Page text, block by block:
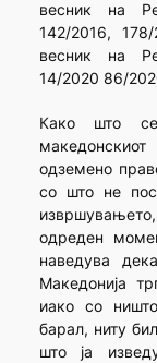
весник на
142/2016,
весник на
14/2020 86/
Како што се
одземено
со што не
одреден
наведува
Македонија
иако со
барал, ниту
што ја